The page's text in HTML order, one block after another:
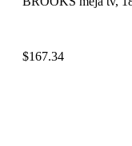
$167.34